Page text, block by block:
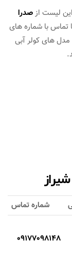
لیست ازصدرا
تماس با شماره های
مدل های کولر آبی
شماره تماس
09177098148